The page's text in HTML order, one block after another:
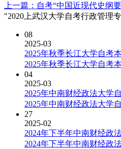
上一篇：自考“中国近现代史纲
"2020上武汉大学自考行政管理
08
2025-03
2025年秋季长江大学自考
2025年秋季长江大学自考
04
2025-03
2025年中南财经政法大学
2025年中南财经政法大学
27
2025-02
2024年下半年中南财经政
2024年下半年中南财经政